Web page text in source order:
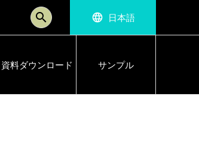
search language 日本語
資料ダウンロード サンプル